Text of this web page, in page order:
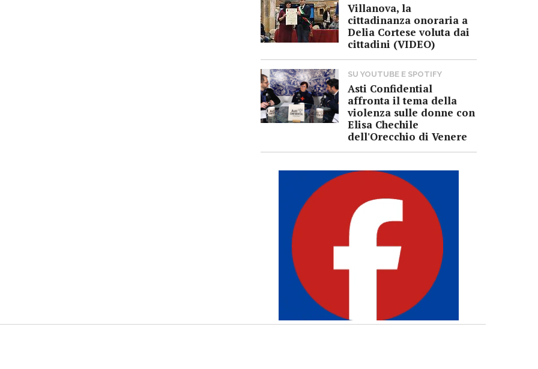
Villanova, la
cittadinanza onoraria a
Delia Cortese voluta dai
cittadini (VIDEO)
SU YOUTUBE E SPOTIFY
Asti Confidential
affronta il tema della
violenza sulle donne con
Elisa Chechile
dell'Orecchio di Venere